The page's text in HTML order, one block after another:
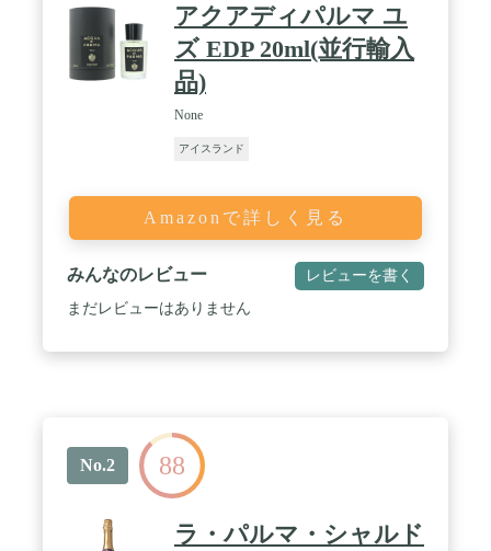
アクアディパルマ ユ
ズ EDP 20ml(並行輸入
品)
None
アイスランド
Amazonで詳しく見る
みんなのレビュー レビューを書く
まだレビューはありません
No.2 88
ラ・パルマ・シャルド